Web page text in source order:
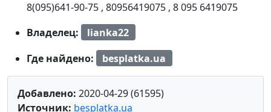
8(095)641-90-75 , 80956419075 , 8 095 6419075
Владелец:
lianka22
Где найдено:
besplatka.ua
Добавлено: 2020-04-29 (61595)
Источник: besplatka.ua